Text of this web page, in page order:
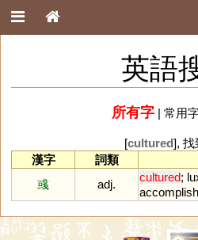
英語
所有字| 常用
[cultured], 找
漢字
詞類
彧
adj.
cultured;